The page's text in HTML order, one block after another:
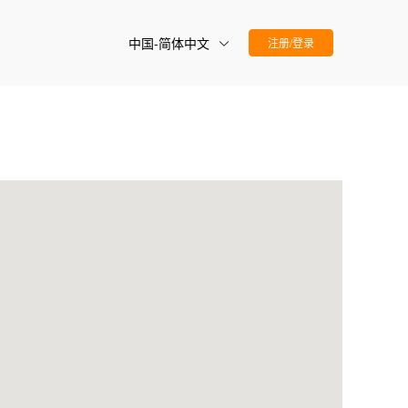
中国-简体中文 注册/登录